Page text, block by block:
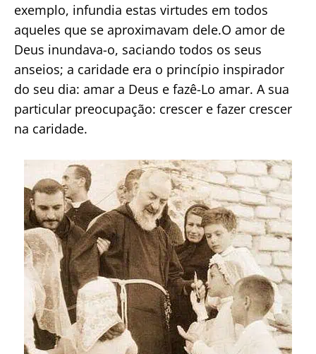
exemplo, infundia estas virtudes em todos
aqueles que se aproximavam dele.O amor de
Deus inundava-o, saciando todos os seus
anseios; a caridade era o princípio inspirador
do seu dia: amar a Deus e fazê-Lo amar. A sua
particular preocupação: crescer e fazer crescer
na caridade.